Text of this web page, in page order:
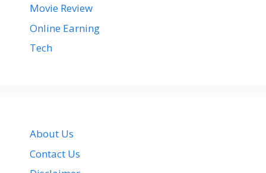
Movie Review
Online Earning
Tech
About Us
Contact Us